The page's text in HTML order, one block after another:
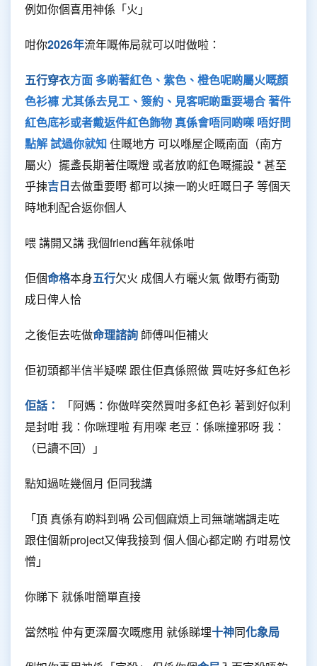
例如你個喜用神係「火」
咁你2026年流年嘅佈局就可以咁做啦：
五行穿衣方面 多啲著紅色、紫色、橙色呢啲屬火嘅顏
色衫褲 尤其係去見工、簽約、見客呢啲重要場合 著件
紅色底衫或者戴返件紅色飾物 真係會唔同啲㗎 唔好問
點解 試過你就知住嘅地方 可以喺屋企嘅南面（南方
屬火）擺盞長期著住嘅燈 或者放啲紅色嘅擺設 * 甚至
乎揀吉日去做重要嘢 都可以揀一啲火旺嘅日子 等個天
時地利配合返你個人
喂 講開又講 我個friend舊年就係咁
佢個命格本身五行欠火 成個人冇曬火氣 做嘢冇衝勁
成日俾人恰
之後佢去咗做命理諮詢 師傅叫佢補火
佢初頭都半信半疑㗎 跟住佢真係照做 買咗好多紅色衫
佢話：
「阿媽：你做咩突然買咁多紅色衫 著到好似利
是封咁 我：你咪理啦 有用㗎 老豆：係咪撞邪呀 我：
（已讀不回）」
點知過咗幾個月 佢同我講
「頂 真係有啲料到喎 公司個麻煩上司無端端調走咗
跟住個新project又俾我接到 個人個心都定啲 冇咁易忟
憎」
你睇下 就係咁簡單直接
當然啦 仲有更深層次嘅應用 就係睇埋十神同化象局